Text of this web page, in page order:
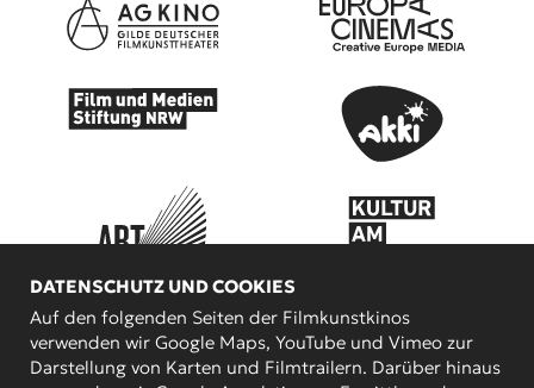
KOOPERATIONSPARTNER
DATENSCHUTZ UND COOKIES
Auf den folgenden Seiten der Filmkunstkinos
verwenden wir Google Maps, YouTube und Vimeo zur
Darstellung von Karten und Filmtrailern. Darüber hinaus